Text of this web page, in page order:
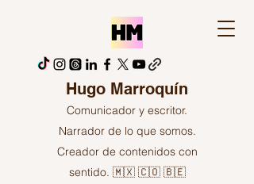
Hugo Marroquín
Comunicador y escritor.
Narrador de lo que somos.
Creador de contenidos con
sentido. 🇲🇽 🇨🇴 🇧🇪